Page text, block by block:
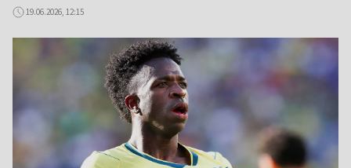
19.06.2026, 12:15